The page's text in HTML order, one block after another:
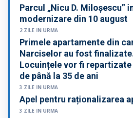
Parcul „Nicu D. Miloșescu”
modernizare din 10 august
2 ZILE IN URMA
Primele apartamente din
Narciselor au fost
Locuințele vor fi
de până la 35 de ani
3 ZILE IN URMA
Apel pentru raționalizarea
3 ZILE IN URMA